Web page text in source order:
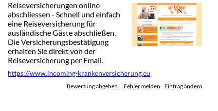
Reiseversicherungen online
abschliessen - Schnell und einfach
eine Reiseversicherung für
ausländische Gäste abschließen.
Die Versicherungsbestätigung
erhalten Sie direkt von der
Reiseversicherung per Email.
https://www.incoming-krankenversicherung.eu
Bewertung abgeben Fehler melden Eintrag ändern